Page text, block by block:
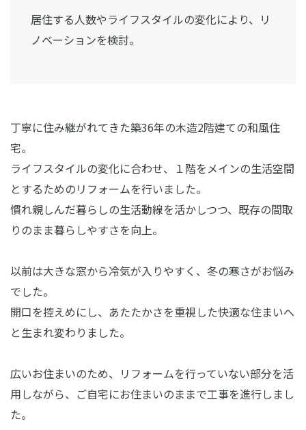
居住する人数やライフスタイルの変化により、リ
ノベーションを検討。
丁寧に住み継がれてきた築36年の木造2階建ての和風住
宅。
ライフスタイルの変化に合わせ、１階をメインの生活空間
とするためのリフォームを行いました。
慣れ親しんだ暮らしの生活動線を活かしつつ、既存の間取
りのまま暮らしやすさを向上。
以前は大きな窓から冷気が入りやすく、冬の寒さがお悩み
でした。
開口を控えめにし、あたたかさを重視した快適な住まいへ
と生まれ変わりました。
広いお住まいのため、リフォームを行っていない部分を活
用しながら、ご自宅にお住まいのままで工事を進行しまし
た。